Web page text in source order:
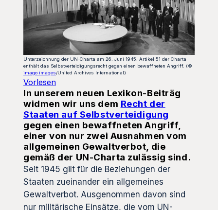
Unterzeichnung der UN-Charta am 26. Juni 1945. Artikel 51 der Charta
enthält das Selbstverteidigungsrecht gegen einen bewaffneten Angriff. (©
imago images/United Archives International)
Vorlesen
In unserem neuen Lexikon-Beiträg
widmen wir uns dem Recht der
Staaten auf Selbstverteidigung
gegen einen bewaffneten Angriff,
einer von nur zwei Ausnahmen vom
allgemeinen Gewaltverbot, die
gemäß der UN-Charta zulässig sind.
Seit 1945 gilt für die Beziehungen der
Staaten zueinander ein allgemeines
Gewaltverbot. Ausgenommen davon sind
nur militärische Einsätze, die vom UN-